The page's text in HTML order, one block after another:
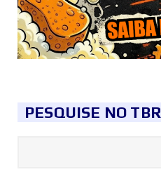
PESQUISE NO TBR